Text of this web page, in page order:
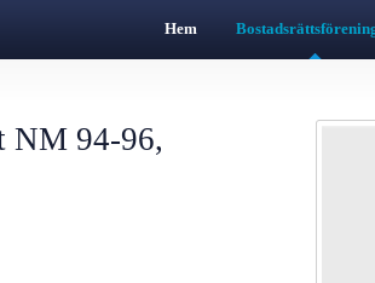
Hem
NM 94-96,